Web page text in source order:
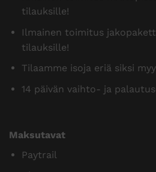
tilauksille!
Ilmainen toimitus
tilauksille!
Tilaamme isoja eriä siksi
14 päivän vaihto- ja
Maksutavat
Paytrail